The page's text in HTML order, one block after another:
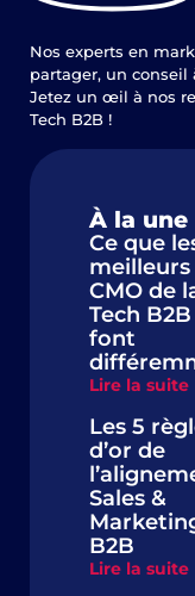
Nos experts en
partager, un conseil
Jetez un œil à nos
Tech B2B !
À la une
Ce que
meilleurs
CMO de
Tech B2B
font
Lire la suite
Les 5
d’or de
Sales &
B2B
Lire la suite